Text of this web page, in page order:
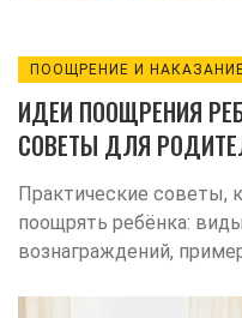
ПООЩРЕНИЕ И
ИДЕИ ПООЩРЕНИЯ
СОВЕТЫ ДЛЯ
Практические советы,
поощрять ребёнка: виды
вознаграждений,